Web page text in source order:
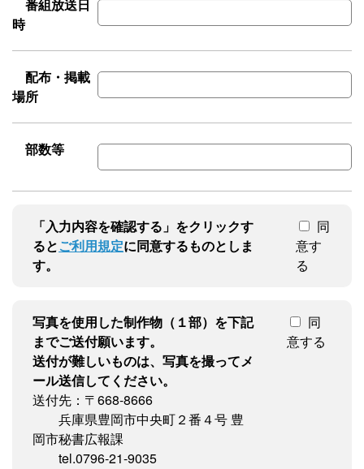
番組放送日
時
配布・掲載
場所
部数等
「入力内容を確認する」をクリックす
るとご利用規定に同意するものとしま
す。
同
意す
る
写真を使用した制作物（１部）を下記
までご送付願います。
送付が難しいものは、写真を撮ってメ
ール送信してください。
送付先：〒668-8666
兵庫県豊岡市中央町２番４号 豊
岡市秘書広報課
tel.0796-21-9035
同
意する